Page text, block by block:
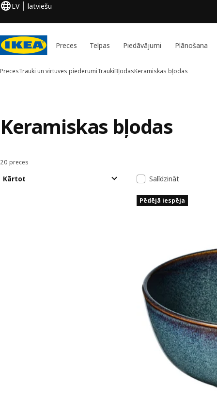
LV latviešu
Preces Telpas Piedāvājumi Plānošana
PrecesTrauki un virtuves piederumiTraukiBļodasKeramiskas bļodas
Keramiskas bļodas
Kārtot un filtrēt
20 preces
Kārtot Rezultātu
Salīdzināt
Pēdējā iespēja